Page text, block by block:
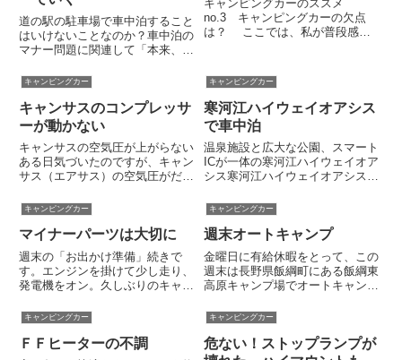
道の駅の駐車場で車中泊すること
はいけないことなのか？車中泊の
マナー問題に関連して「本来、道
る」といった声が聞こえてきます
めてみます。結論から述べると、
私の考えは単純で次のとおりで
す。...
キャンピングカーのススメ
no.3 キャンピングカーの欠点
は？ ここでは、私が普段感じ
デカい、ノロい、ボロい、セマ
い、タカい、アツい、貧乏クサい
の７つです。まずは、1.デカく
て、...
キャンピングカー
キャンサスのコンプレッサ
ーが動かない
キャンサスの空気圧が上がらない
ある日気づいたのですが、キャン
サス（エアサス）の空気圧がだん
サスペンションのエアは走れば
徐々に抜けていくもの。空気圧が
低いのは抜けた分の補充がなされ
ない、つまりコンプレッサーが動
い...
キャンピングカー
寒河江ハイウェイオアシス
で車中泊
温泉施設と広大な公園、スマート
ICが一体の寒河江ハイウェイオア
シス寒河江ハイウェイオアシスの
で使った車中泊ポイントです。寒
河江ハイウェイオアシスは山形自
動車道の寒河江SAと最上川ふる
さと総合公園が一体となった施...
キャンピングカー
マイナーパーツは大切に
週末の「お出かけ準備」続きで
す。エンジンを掛けて少し走り、
発電機をオン。久しぶりのキャラ
も発電機も快調、問題なさそうで
す。ルーフエアコンもチェック。
久しぶりに動かしてみます。する
とここでちょっとしたトラブル。
キャンピングカー
週末オートキャンプ
金曜日に有給休暇をとって、この
週末は長野県飯綱町にある飯綱東
高原キャンプ場でオートキャンプ
ているだけですが。金曜日は到着
が遅くなったので料理は手抜き。
途中のスーパーで半額だったサザ
エの壺焼き、同じく割引きにな
キャンピングカー
ＦＦヒーターの不調
キャンピングカー
危ない！ストップランプが